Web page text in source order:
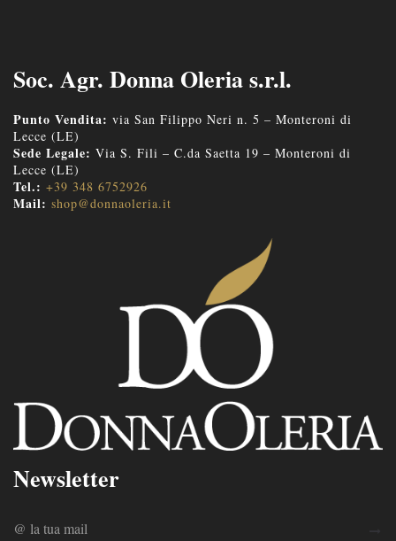
Soc. Agr. Donna Oleria s.r.l.
Punto Vendita: via San Filippo Neri n. 5 – Monteroni di
Lecce (LE)
Sede Legale: Via S. Fili – C.da Saetta 19 – Monteroni di
Lecce (LE)
Tel.: +39 348 6752926
Mail: shop@donnaoleria.it
Newsletter